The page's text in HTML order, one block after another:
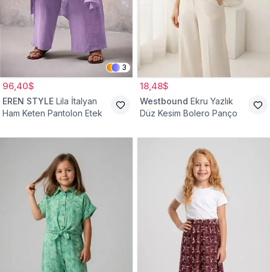
3
96,40$
EREN STYLE Lila İtalyan
Ham Keten Pantolon Etek
18,48$
Westbound Ekru Yazlık
Düz Kesim Bolero Panço